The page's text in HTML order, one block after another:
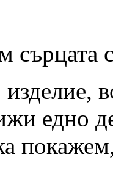
сърцата
едно